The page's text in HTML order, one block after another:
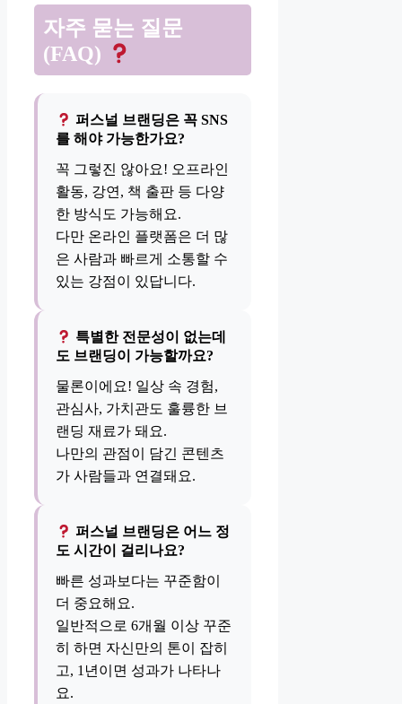
자주 묻는 질문
(FAQ)
퍼스널 브랜딩은 꼭 SNS
를 해야 가능한가요?
꼭 그렇진 않아요! 오프라인
활동, 강연, 책 출판 등 다양
한 방식도 가능해요.
다만 온라인 플랫폼은 더 많
은 사람과 빠르게 소통할 수
있는 강점이 있답니다.
특별한 전문성이 없는데
도 브랜딩이 가능할까요?
물론이에요! 일상 속 경험,
관심사, 가치관도 훌륭한 브
랜딩 재료가 돼요.
나만의 관점이 담긴 콘텐츠
가 사람들과 연결돼요.
퍼스널 브랜딩은 어느 정
도 시간이 걸리나요?
빠른 성과보다는 꾸준함이
더 중요해요.
일반적으로 6개월 이상 꾸준
히 하면 자신만의 톤이 잡히
고, 1년이면 성과가 나타나
요.